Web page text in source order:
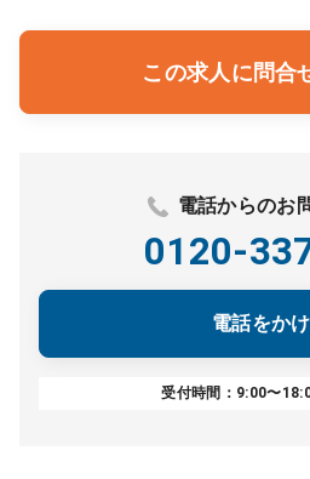
この求人に問合
電話からのお
0120-
電話をか
受付時間：9:00〜